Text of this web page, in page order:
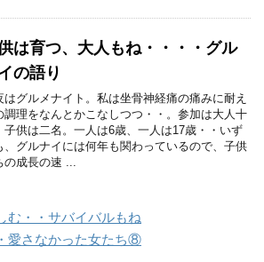
は育つ、大人もね・・・・グル
の語り
はグルメナイト。私は坐骨神経痛の痛みに耐え
調理をなんとかこなしつつ・・。参加は大人十
子供は二名。一人は6歳、一人は17歳・・いず
、グルナイには何年も関わっているので、子供
の成長の速 ...
む・・サバイバルもね
愛さなかった女たち⑧